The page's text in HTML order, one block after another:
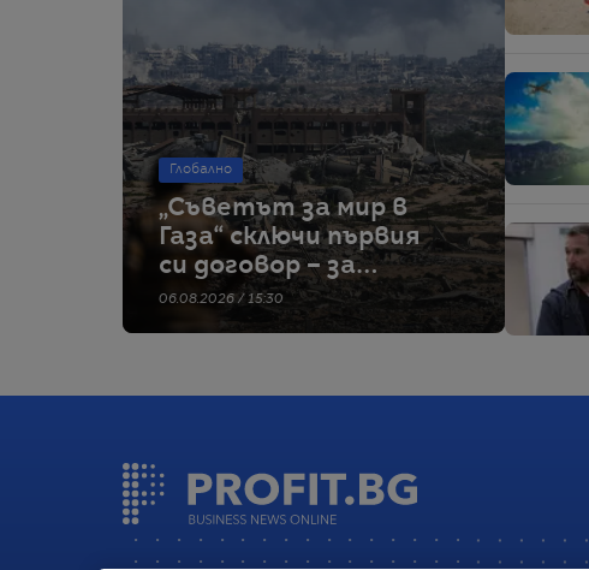
Глобално
„Съветът за мир в
Газа“ сключи първия
си договор – за
строителство на
06.08.2026 / 15:30